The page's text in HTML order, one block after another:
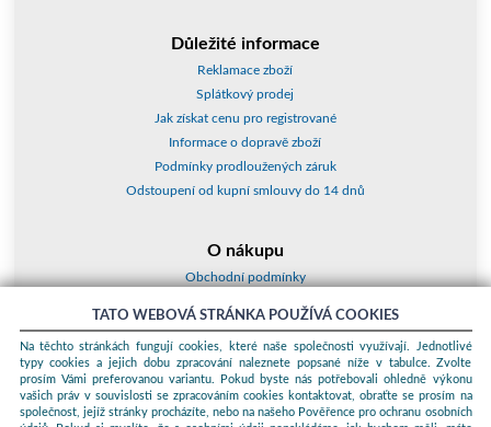
Důležité informace
Reklamace zboží
Splátkový prodej
Jak získat cenu pro registrované
Informace o dopravě zboží
Podmínky prodloužených záruk
Odstoupení od kupní smlouvy do 14 dnů
O nákupu
Obchodní podmínky
Kontakty a adresy
Essox splátky
TATO WEBOVÁ STRÁNKA POUŽÍVÁ COOKIES
Na těchto stránkách fungují cookies, které naše společnosti využívají. Jednotlivé
typy cookies a jejich dobu zpracování naleznete popsané níže v tabulce. Zvolte
prosím Vámi preferovanou variantu. Pokud byste nás potřebovali ohledně výkonu
vašich práv v souvislosti se zpracováním cookies kontaktovat, obraťte se prosím na
společnost, jejíž stránky procházíte, nebo na našeho Pověřence pro ochranu osobních